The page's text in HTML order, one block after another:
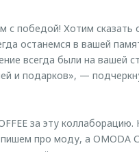
с победой! Хотим
останемся в вашей
всегда были на вашей
и подарков», —
за эту
про моду, а OMODA